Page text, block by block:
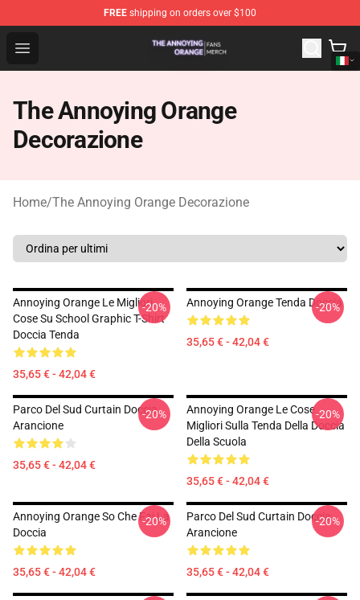
FREE shipping on orders over $100
Open menu
The Annoying Orange Shop - Official The Annoying
The Annoying Orange
Decorazione
Home/The Annoying Orange Decorazione
Annoying Orange Le Migliori
Cose Su School Graphic T-Shirt
Doccia Tenda
35,65 € - 42,04 €
-20% Annoying Orange Tenda Doccia
35,65 € - 42,04 €
-20%
Parco Del Sud Curtain Doccia
Arancione
35,65 € - 42,04 €
-20%
Annoying Orange Le Cose
Migliori Sulla Tenda Della Doccia
Della Scuola
35,65 € - 42,04 €
-20%
Annoying Orange So Che Fai La
Doccia
35,65 € - 42,04 €
-20%
Parco Del Sud Curtain Doccia
Arancione
35,65 € - 42,04 €
-20%